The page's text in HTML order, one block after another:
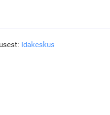
Idakeskus